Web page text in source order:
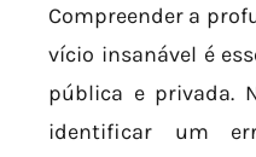
Compreender a
vício insanável é
pública e privada.
identificar um